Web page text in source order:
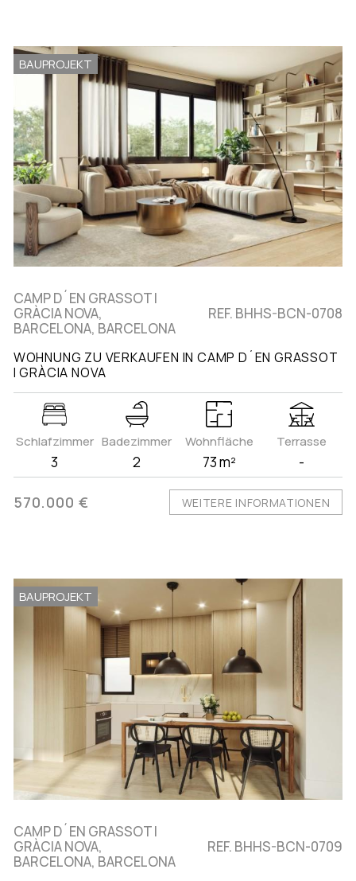
BAUPROJEKT
CAMP D´EN GRASSOT I
GRÀCIA NOVA,
BARCELONA, BARCELONA
REF. BHHS-BCN-0708
WOHNUNG ZU VERKAUFEN IN CAMP D´EN GRASSOT
I GRÀCIA NOVA
Schlafzimmer
3
Badezimmer
2
Wohnfläche
73 m²
Terrasse
-
570.000 € WEITERE INFORMATIONEN
BAUPROJEKT
CAMP D´EN GRASSOT I
GRÀCIA NOVA,
BARCELONA, BARCELONA
REF. BHHS-BCN-0709